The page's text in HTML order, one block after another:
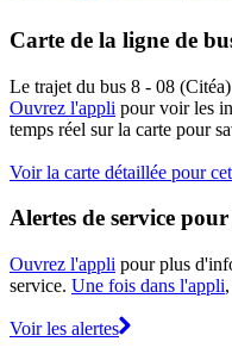
Carte de la ligne de
Le trajet du bus 8 - 08
Ouvrez l'appli pour voir les
temps réel sur la carte pour
Voir la carte détaillée pour
Alertes de service
Ouvrez l'appli pour plus
service. Une fois dans l'appli
Voir les alertes